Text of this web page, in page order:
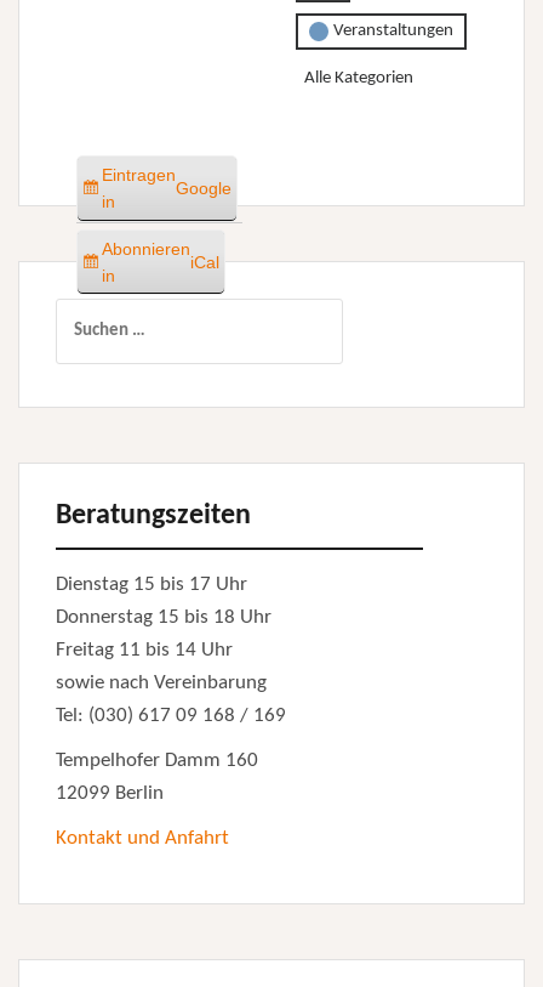
Veranstaltungen
Alle Kategorien
Eintragen
in
Google
Abonnieren
in
iCal
Beratungszeiten
Dienstag 15 bis 17 Uhr
Donnerstag 15 bis 18 Uhr
Freitag 11 bis 14 Uhr
sowie nach Vereinbarung
Tel: (030) 617 09 168 / 169
Tempelhofer Damm 160
12099 Berlin
Kontakt und Anfahrt